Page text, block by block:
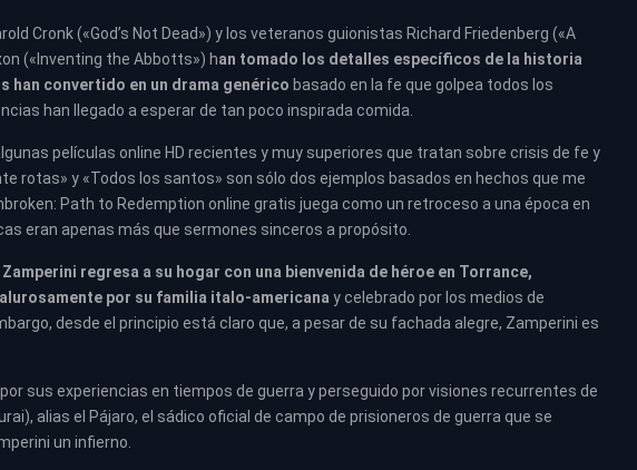
Cronk («God’s Not Dead») y los veteranos guionistas Richard Friedenberg («A
(«Inventing the Abbotts») han tomado los detalles específicos de la historia
han convertido en un drama genérico basado en la fe que golpea todos los
han llegado a esperar de tan poco inspirada comida.
películas online HD recientes y muy superiores que tratan sobre crisis de fe y
rotas» y «Todos los santos» son sólo dos ejemplos basados en hechos que me
Path to Redemption online gratis juega como un retroceso a una época en
eran apenas más que sermones sinceros a propósito.
Zamperini regresa a su hogar con una bienvenida de héroe en Torrance,
por su familia italo-americana y celebrado por los medios de
desde el principio está claro que, a pesar de su fachada alegre, Zamperini es
sus experiencias en tiempos de guerra y perseguido por visiones recurrentes de
alias el Pájaro, el sádico oficial de campo de prisioneros de guerra que se
un infierno.